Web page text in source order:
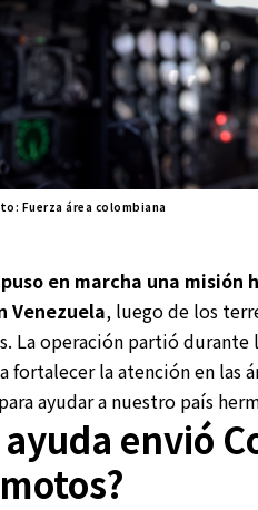
Fuerza área colombiana
en marcha una
Venezuela, luego de los
La operación partió durante
fortalecer la atención en las
ayudar a nuestro país
ayuda envió